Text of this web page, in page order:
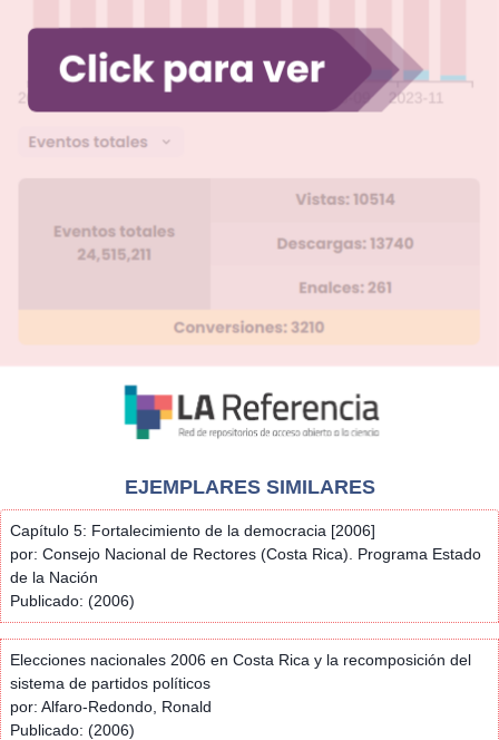
EJEMPLARES SIMILARES
Capítulo 5: Fortalecimiento de la democracia [2006]
por: Consejo Nacional de Rectores (Costa Rica). Programa Estado
de la Nación
Publicado: (2006)
Elecciones nacionales 2006 en Costa Rica y la recomposición del
sistema de partidos políticos
por: Alfaro-Redondo, Ronald
Publicado: (2006)